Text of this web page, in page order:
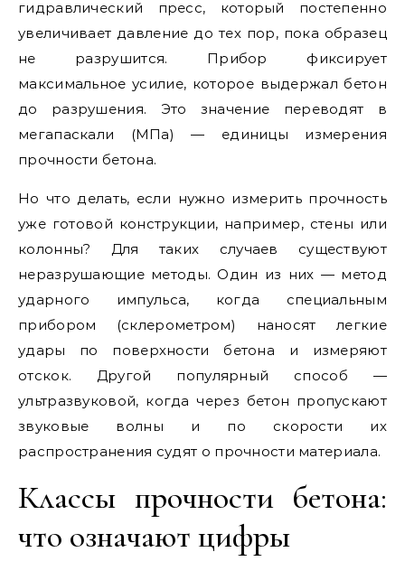
гидравлический пресс, который постепенно
увеличивает давление до тех пор, пока образец
не разрушится. Прибор фиксирует
максимальное усилие, которое выдержал бетон
до разрушения. Это значение переводят в
мегапаскали (МПа) — единицы измерения
прочности бетона.
Но что делать, если нужно измерить прочность
уже готовой конструкции, например, стены или
колонны? Для таких случаев существуют
неразрушающие методы. Один из них — метод
ударного импульса, когда специальным
прибором (склерометром) наносят легкие
удары по поверхности бетона и измеряют
отскок. Другой популярный способ —
ультразвуковой, когда через бетон пропускают
звуковые волны и по скорости их
распространения судят о прочности материала.
Классы прочности бетона:
что означают цифры